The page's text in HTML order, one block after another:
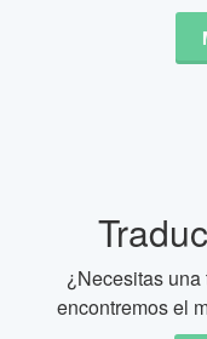
¿Necesitas
encontremos el